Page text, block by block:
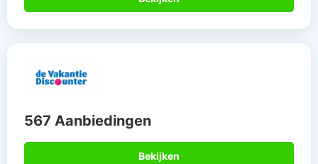
567 Aanbiedingen
Bekijken